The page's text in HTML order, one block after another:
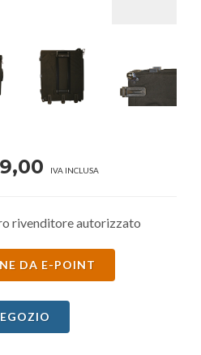
IVA INCLUSA
rivenditore autorizzato
DA E-POINT